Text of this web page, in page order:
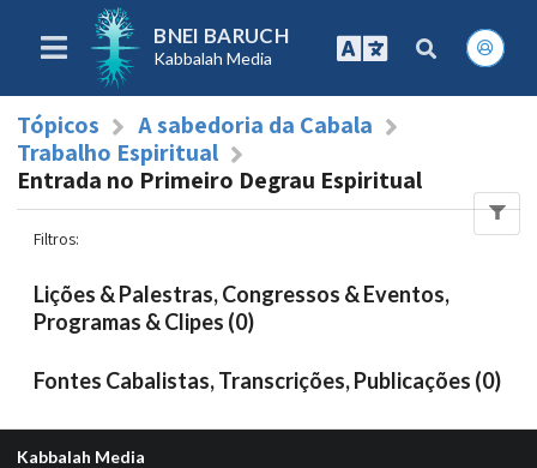
BNEI BARUCH
Kabbalah Media
Tópicos
A sabedoria da Cabala
Trabalho Espiritual
Entrada no Primeiro Degrau Espiritual
Filtros:
Lições & Palestras, Congressos & Eventos,
Programas & Clipes (0)
Fontes Cabalistas, Transcrições, Publicações (0)
Kabbalah Media